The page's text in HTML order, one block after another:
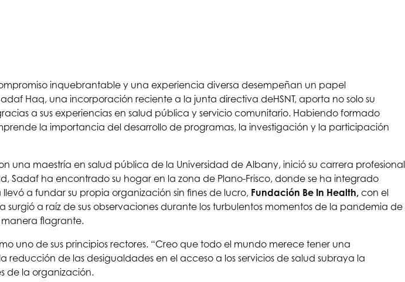
inquebrantable y una experiencia diversa desempeñan un papel
Sadaf Haq, una incorporación reciente a la junta directiva deHSNT, aporta no solo su
a sus experiencias en salud pública y servicio comunitario. Habiendo formado
la importancia del desarrollo de programas, la investigación y la participación
una maestría en salud pública de la Universidad de Albany, inició su carrera profesional
ha encontrado su hogar en la zona de Plano-Frisco, donde se ha integrado
a fundar su propia organización sin fines de lucro, Fundación Be In Health, con el
a raíz de sus observaciones durante los turbulentos momentos de la pandemia de
manera flagrante.
uno de sus principios rectores. “Creo que todo el mundo merece tener una
de las desigualdades en el acceso a los servicios de salud subraya la
de la organización.